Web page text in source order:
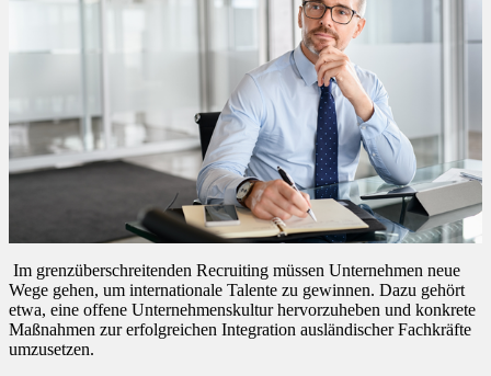
Im grenzüberschreitenden Recruiting müssen Unternehmen neue
Wege gehen, um internationale Talente zu gewinnen. Dazu gehört
etwa, eine offene Unternehmenskultur hervorzuheben und konkrete
Maßnahmen zur erfolgreichen Integration ausländischer Fachkräfte
umzusetzen.